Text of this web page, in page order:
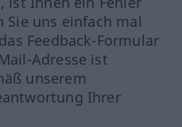
uns einfach mal
Feedback-Formular
Adresse ist
unserem
Ihrer